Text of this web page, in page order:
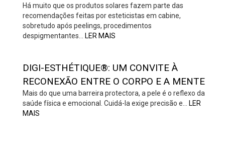
Há muito que os produtos solares fazem parte das
recomendações feitas por esteticistas em cabine,
sobretudo após peelings, procedimentos
despigmentantes…
LER MAIS
DIGI-ESTHÉTIQUE®: UM CONVITE À
RECONEXÃO ENTRE O CORPO E A MENTE
Mais do que uma barreira protectora, a pele é o reflexo da
saúde física e emocional. Cuidá-la exige precisão e…
LER
MAIS